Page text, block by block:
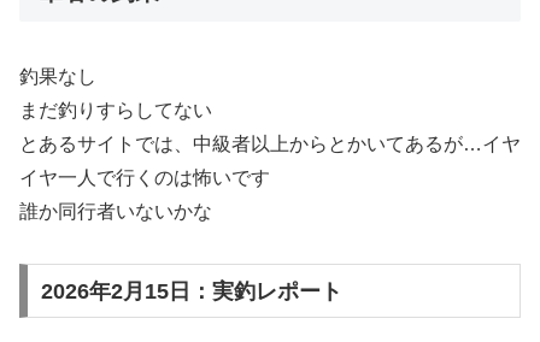
釣果なし
まだ釣りすらしてない
とあるサイトでは、中級者以上からとかいてあるが…イヤ
イヤ一人で行くのは怖いです
誰か同行者いないかな
2026年2月15日：実釣レポート